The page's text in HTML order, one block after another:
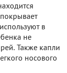
в
не
Также капли
носового